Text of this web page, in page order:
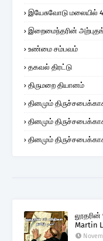
இயேசுவோடு மலையில்
இறைமைந்தரின்
உண்மை சம்பவம்
தகவல் திரட்டு
திருமறை தியானம்
தினமும்
தினமும்
தினமும்
லூதரின்
Martin